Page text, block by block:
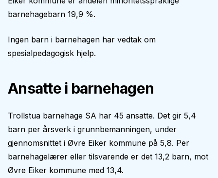
barnehagebarn 19,9 %.
Ingen barn i barnehagen har vedtak om
spesialpedagogisk hjelp.
Ansatte i barnehagen
Trollstua barnehage SA har 45 ansatte. Det gir 5,4
barn per årsverk i grunnbemanningen, under
gjennomsnittet i Øvre Eiker kommune på 5,8. Per
barnehagelærer eller tilsvarende er det 13,2 barn, mot
Øvre Eiker kommune med 13,4.